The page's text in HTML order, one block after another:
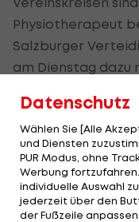
Physiotherapeut
Salzburger
am Dienstag dazu
Tests.
Die beiden
ersten Testreihe
Personen seien in
Teams nimmt am
Datenschutz
Wählen Sie [Alle
und Diensten
PUR Modus, ohne
Werbung
individuelle Auswahl
jederzeit über den
der Fußzeile anpassen.